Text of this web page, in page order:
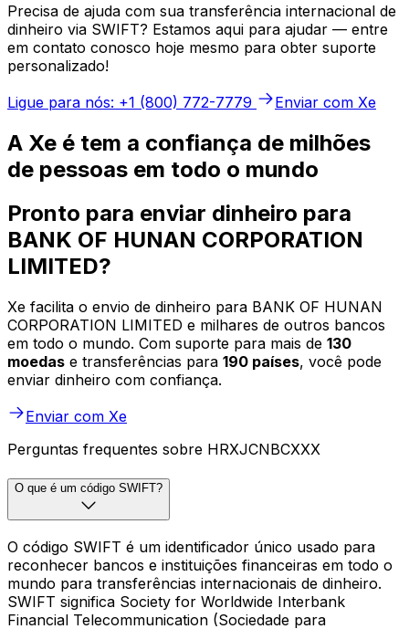
Precisa de ajuda com sua transferência internacional de
dinheiro via SWIFT? Estamos aqui para ajudar — entre
em contato conosco hoje mesmo para obter suporte
personalizado!
Ligue para nós: +1 (800) 772-7779
Enviar com Xe
A Xe é tem a confiança de milhões
de pessoas em todo o mundo
Pronto para enviar dinheiro para
BANK OF HUNAN CORPORATION
LIMITED?
Xe facilita o envio de dinheiro para BANK OF HUNAN
CORPORATION LIMITED e milhares de outros bancos
em todo o mundo. Com suporte para mais de 130
moedas e transferências para 190 países, você pode
enviar dinheiro com confiança.
Enviar com Xe
Perguntas frequentes sobre HRXJCNBCXXX
O que é um código SWIFT?
O código SWIFT é um identificador único usado para
reconhecer bancos e instituições financeiras em todo o
mundo para transferências internacionais de dinheiro.
SWIFT significa Society for Worldwide Interbank
Financial Telecommunication (Sociedade para